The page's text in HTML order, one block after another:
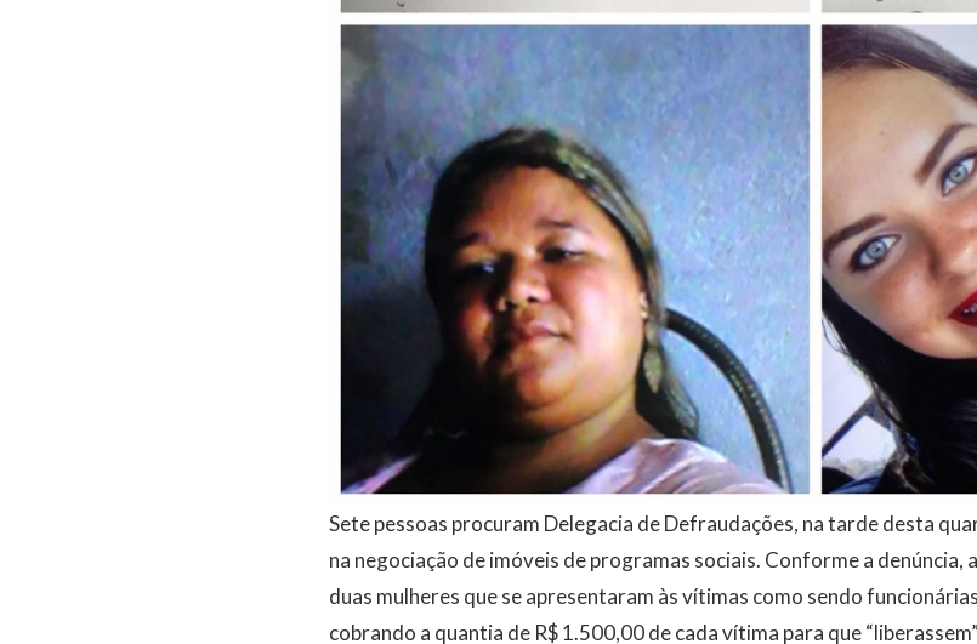
Sete pessoas procuram Delegacia de Defraudações, na tarde desta
na negociação de imóveis de programas sociais. Conforme a
duas mulheres que se apresentaram às vítimas como sendo
cobrando a quantia de R$ 1.500,00 de cada vítima para que